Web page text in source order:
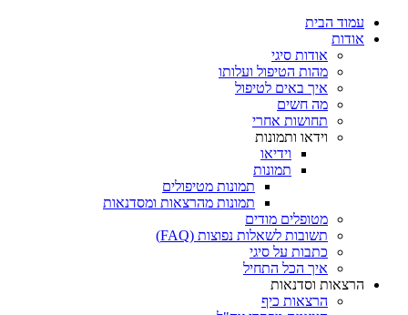
עמוד הבית
אודות
אודות סיגי
מהות הטיפול ועלותו
איך באים לטיפול
מה חשים
תחושות אחרי
וידאו ותמונות
וידיאו
תמונות
תמונות מטיפולים
תמונות מהרצאות ומסדנאות
מטופלים מודים
תשובות לשאלות נפוצות (FAQ)
כתבות על סיגי
איך הכל התחיל
הרצאות וסדנאות
הרצאות כיף